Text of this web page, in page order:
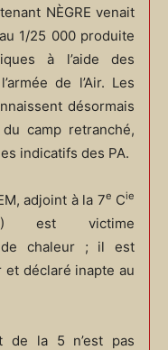
NÈGRE venait
1/25 000 produite
à l’aide des
de l’Air. Les
désormais
camp retranché,
indicatifs des PA.
adjoint à la 7e Cie
est victime
de chaleur ; il est
et déclaré inapte au
de la 5 n’est pas